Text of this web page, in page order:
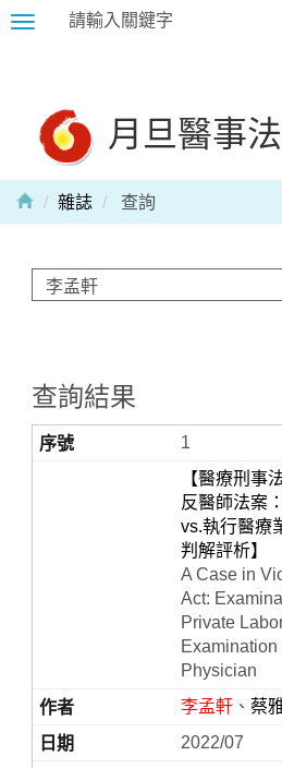
Toggle
月旦醫事
Home
雜誌 查詢
查詢結果
1
【醫療刑事
反醫師法案
vs.執行醫療
判解評析】
A Case in
Act:
Private
Physician
李孟軒、 蔡
2022/07